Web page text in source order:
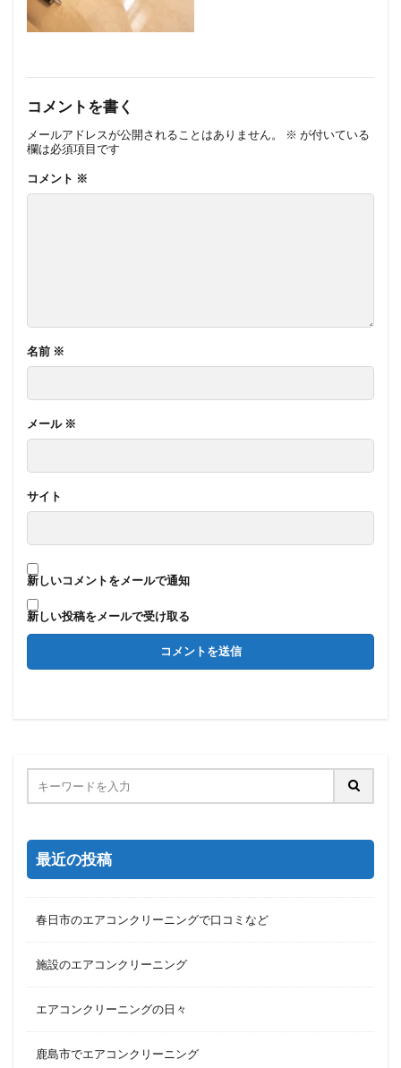
コメントを書く
メールアドレスが公開されることはありません。 ※ が付いている
欄は必須項目です
コメント ※
名前 ※
メール ※
サイト
新しいコメントをメールで通知
新しい投稿をメールで受け取る
最近の投稿
春日市のエアコンクリーニングで口コミなど
施設のエアコンクリーニング
エアコンクリーニングの日々
鹿島市でエアコンクリーニング